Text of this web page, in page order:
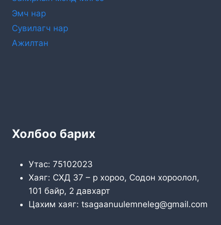
Эмч нар
Сувилагч нар
Ажилтан
Холбоо барих
Утас: 75102023
Хаяг: СХД 37 – р хороо, Содон хороолол,
101 байр, 2 давхарт
Цахим хаяг: tsagaanuulemneleg@gmail.com